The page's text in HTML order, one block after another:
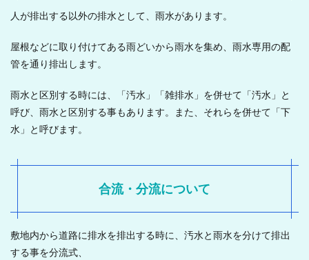
人が排出する以外の排水として、雨水があります。
屋根などに取り付けてある雨どいから雨水を集め、雨水専用の配
管を通り排出します。
雨水と区別する時には、「汚水」「雑排水」を併せて「汚水」と
呼び、雨水と区別する事もあります。また、それらを併せて「下
水」と呼びます。
合流・分流について
敷地内から道路に排水を排出する時に、汚水と雨水を分けて排出
する事を分流式、